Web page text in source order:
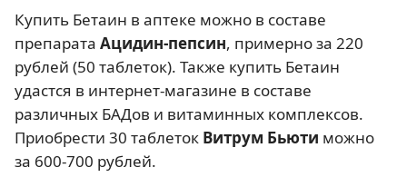
Купить Бетаин в аптеке можно в составе
препарата Ацидин-пепсин, примерно за 220
рублей (50 таблеток). Также купить Бетаин
удастся в интернет-магазине в составе
различных БАДов и витаминных комплексов.
Приобрести 30 таблеток Витрум Бьюти можно
за 600-700 рублей.